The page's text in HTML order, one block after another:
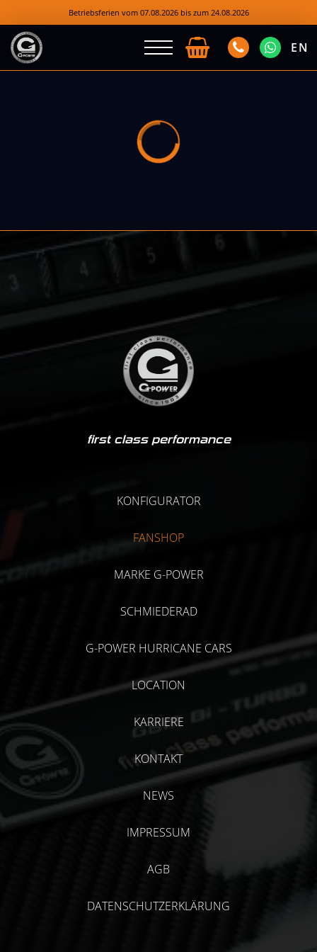
Betriebsferien vom 07.08.2026 bis zum 24.08.2026
EN
first class performance
KONFIGURATOR
FANSHOP
MARKE G-POWER
SCHMIEDERAD
G-POWER HURRICANE CARS
LOCATION
KARRIERE
KONTAKT
NEWS
IMPRESSUM
AGB
DATENSCHUTZERKLÄRUNG